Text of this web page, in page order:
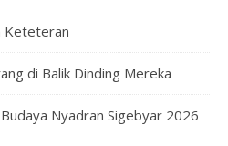
Keteteran
di Balik Dinding Mereka
Nyadran Sigebyar 2026